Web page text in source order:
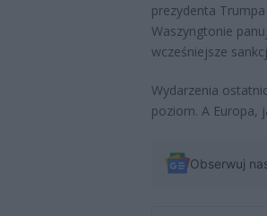
prezydenta
Waszyngtonie
wcześniejsze
Wydarzenia
poziom. A Europa,
Obserwuj